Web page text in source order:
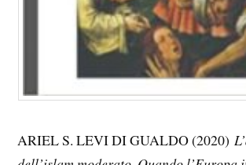
ARIEL S. LEVI DI GUALDO (2020)